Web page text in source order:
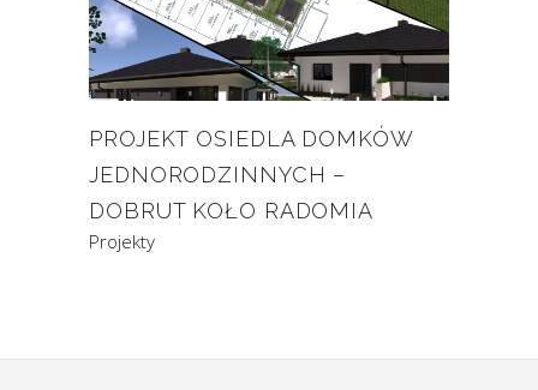
PROJEKT OSIEDLA DOMKÓW
JEDNORODZINNYCH –
DOBRUT KOŁO RADOMIA
Projekty